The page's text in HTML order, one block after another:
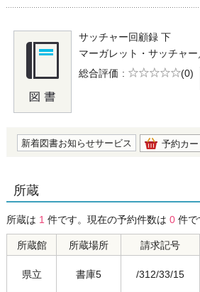
サッチャー回顧録 下
マーガレット・サッチャ
総合評価
5段階評価
(0)
新着図書お知らせサービス 予約カ
所蔵
所蔵は 1 件です。現在の予約件数は 0 件で
所蔵館 所蔵場所 請求記号
県立 書庫5 /312/33/15